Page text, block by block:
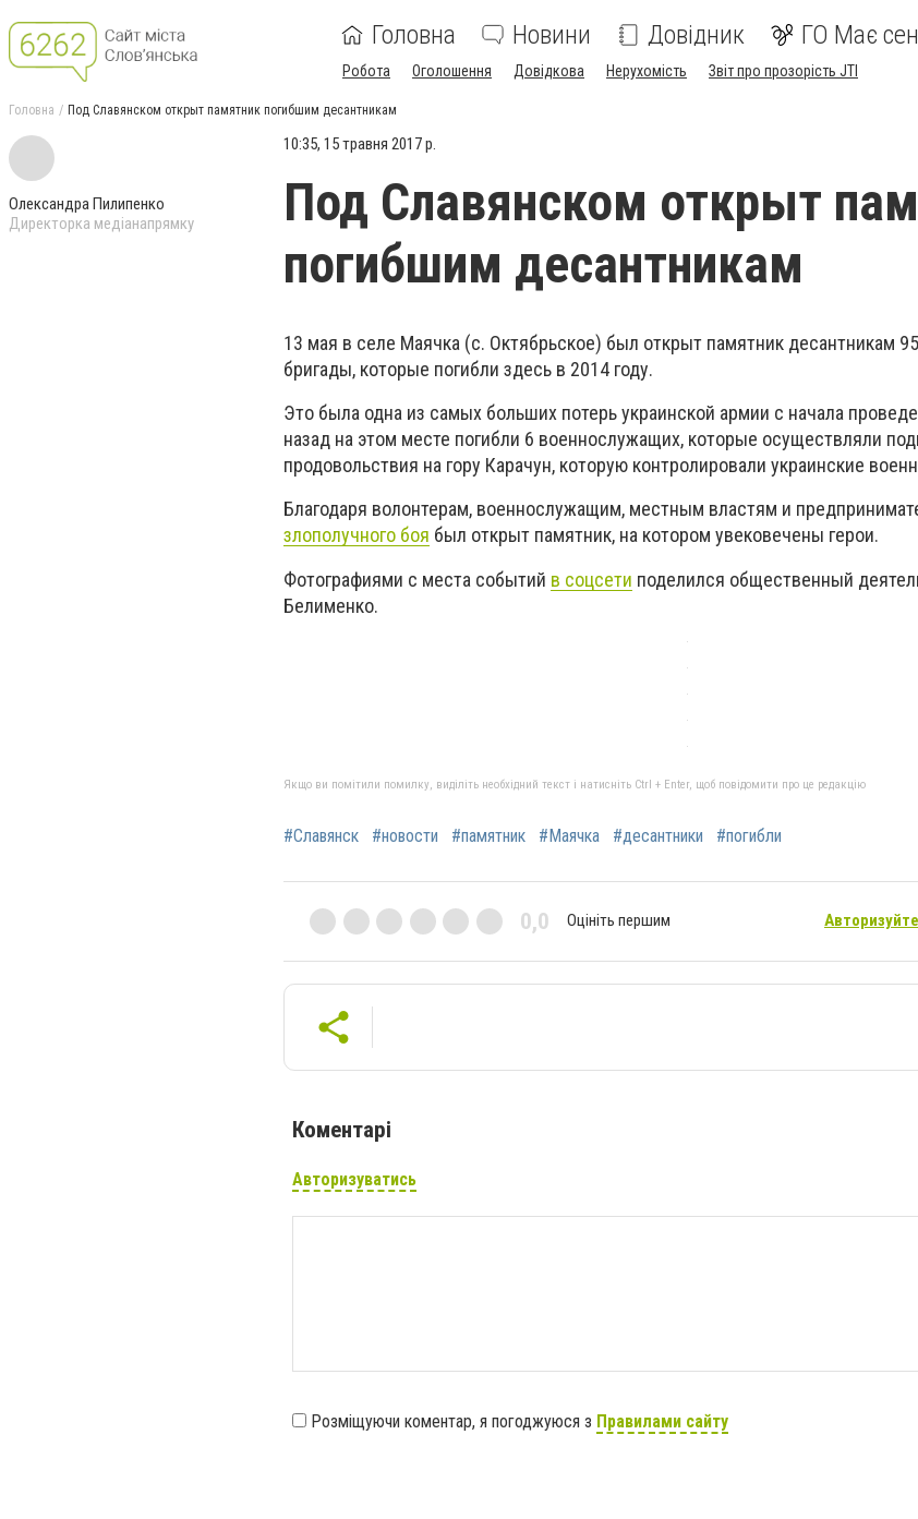
Головна Новини Довідник ГО Має
Робота Оголошення Довідкова Нерухомість Звіт про прозорість JTI
Головна Под Славянском открыт памятник погибшим десантникам
Олександра Пилипенко
Директорка медіанапрямку
10:35, 15 травня 2017 р.
Под Славянском открыт
погибшим десантникам
13 мая в селе Маячка (с. Октябрьское) был открыт памятник десантникам
бригады, которые погибли здесь в 2014 году.
Это была одна из самых больших потерь украинской армии с начала
назад на этом месте погибли 6 военнослужащих, которые осуществляли
продовольствия на гору Карачун, которую контролировали украинские
Благодаря волонтерам, военнослужащим, местным властям и
злополучного боя был открыт памятник, на котором увековечены герои.
Фотографиями с места событий в соцсети поделился общественный
Белименко.
Якщо ви помітили помилку, виділіть необхідний текст і натисніть Ctrl + Enter, щоб повідомити про це редакцію
#Славянск #новости #памятник #Маячка #десантники #погибли
0,0 Оцініть першим
Коментарі
Авторизуватись
Розміщуючи коментар, я погоджуюся з Правилами сайту